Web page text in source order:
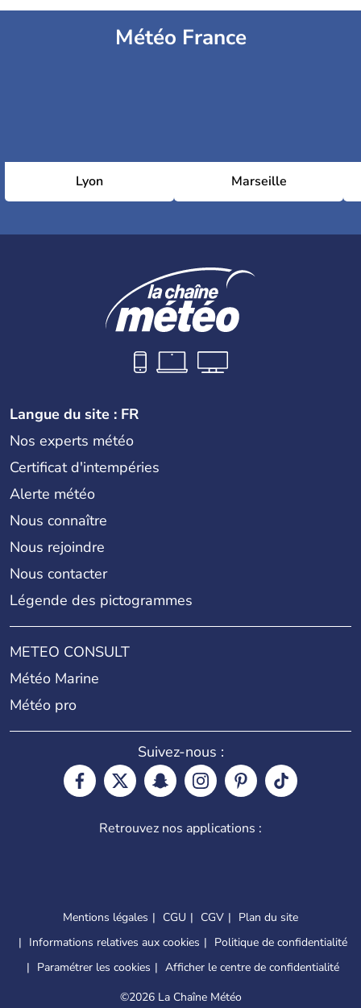
Météo France
Lyon Marseille
Langue du site : FR
Nos experts météo
Certificat d'intempéries
Alerte météo
Nous connaître
Nous rejoindre
Nous contacter
Légende des pictogrammes
METEO CONSULT
Météo Marine
Météo pro
Suivez-nous :
Retrouvez nos applications :
Mentions légales CGU CGV
Plan du site
Informations relatives aux cookies
Politique de confidentialité
Paramétrer les cookies
Afficher le centre de confidentialité
©2026 La Chaîne Météo